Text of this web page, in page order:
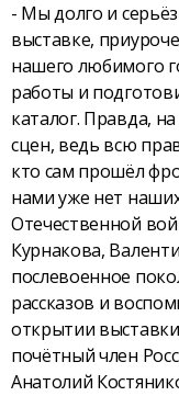
- Мы долго и
выставке,
нашего любимого
работы и
каталог. Правда,
сцен, ведь всю
кто сам прошёл
нами уже нет
Отечественной
Курнакова,
послевоенное
рассказов и
открытии
почётный член
Анатолий